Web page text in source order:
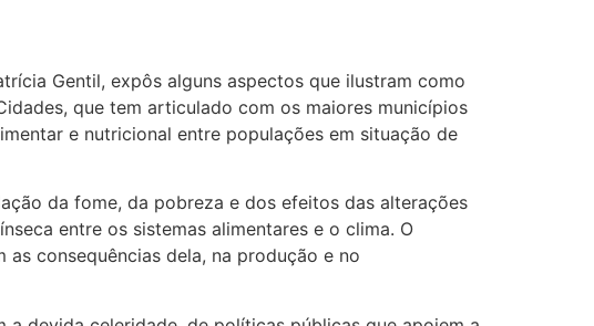
Gentil, expôs alguns aspectos que ilustram como
que tem articulado com os maiores municípios
e nutricional entre populações em situação de
da fome, da pobreza e dos efeitos das alterações
entre os sistemas alimentares e o clima. O
consequências dela, na produção e no